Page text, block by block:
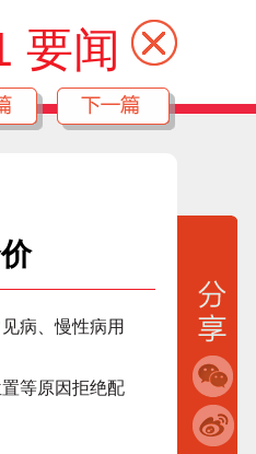
要闻
病、慢性病用
等原因拒绝配